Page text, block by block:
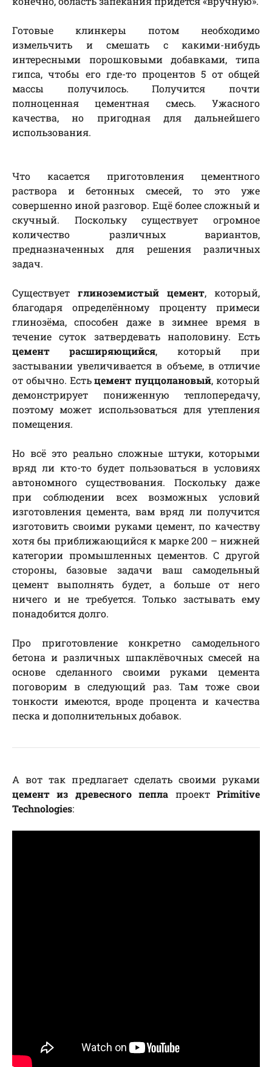
Готовые клинкеры потом необходимо
измельчить и смешать с какими-нибудь
интересными порошковыми добавками, типа
гипса, чтобы его где-то процентов 5 от общей
массы получилось. Получится почти
полноценная цементная смесь. Ужасного
качества, но пригодная для дальнейшего
использования.
Что касается приготовления цементного
раствора и бетонных смесей, то это уже
совершенно иной разговор. Ещё более сложный и
скучный. Поскольку существует огромное
количество различных вариантов,
предназначенных для решения различных
задач.
Существует глиноземистый цемент, который,
благодаря определённому проценту примеси
глинозёма, способен даже в зимнее время в
течение суток затвердевать наполовину. Есть
цемент расширяющийся, который при
застывании увеличивается в объеме, в отличие
от обычно. Естьцемент пуццолановый, который
демонстрирует пониженную теплопередачу,
поэтому может использоваться для утепления
помещения.
Но всё это реально сложные штуки, которыми
вряд ли кто-то будет пользоваться в условиях
автономного существования. Поскольку даже
при соблюдении всех возможных условий
изготовления цемента, вам вряд ли получится
изготовить своими руками цемент, по качеству
хотя бы приближающийся к марке 200 – нижней
категории промышленных цементов. С другой
стороны, базовые задачи ваш самодельный
цемент выполнять будет, а больше от него
ничего и не требуется. Только застывать ему
понадобится долго.
Про приготовление конкретно самодельного
бетона и различных шпаклёвочных смесей на
основе сделанного своими руками цемента
поговорим в следующий раз. Там тоже свои
тонкости имеются, вроде процента и качества
песка и дополнительных добавок.
А вот так предлагает сделать своими руками
цемент из древесного пепла проектPrimitive
Technologies: